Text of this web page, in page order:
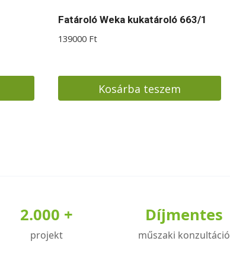
Fatároló Weka kukatároló 663/1
139000 Ft
Kosárba teszem
2.000 +
projekt
Díjmentes
műszaki konzultáció